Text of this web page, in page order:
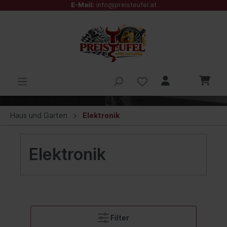
E-Mail: info@preisteufel.at
Haus und Garten Elektronik
Elektronik
Filter